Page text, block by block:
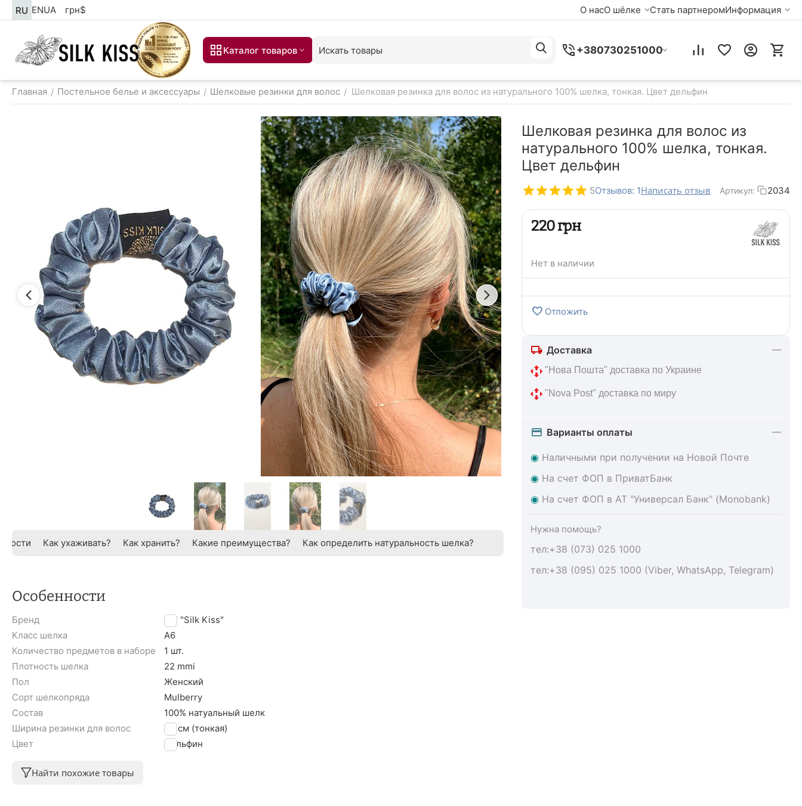
RU ENUA грн$ О насО шёлке Стать партнеромИнформация
Каталог товаров +380730251000
Главная / Постельное белье и аксессуары / Шелковые резинки для волос / Шелковая резинка для волос из натурального 100% шелка, тонкая. Цвет дельфин
Шелковая резинка для волос из
натурального 100% шелка, тонкая.
Цвет дельфин
5Отзывов: 1Написать отзыв Артикул: 2034
‍220‍грн
Нет в наличии
Отложить
Доставка
"Нова Пошта" доставка по Украине
"Nova Post" доставка по миру
Варианты оплаты
◉ Наличными при получении на Новой Почте
◉ На счет ФОП в ПриватБанк
◉ На счет ФОП в АТ "Универсал Банк" (Monobank)
Нужна помощь?
тел:+38 (073) 025 1000
тел:+38 (095) 025 1000 (Viber, WhatsApp, Telegram)
Как ухаживать? Как хранить? Какие преимущества? Как определить натуральность шелка?
Особенности
Бренд
TM "Silk Kiss"
Класс шелка
A6
Количество предметов в наборе
1 шт.
Плотность шелка
22 mmi
Пол
Женский
Сорт шелкопряда
Mulberry
Состав
100% натуальный шелк
Ширина резинки для волос
1,5 см (тонкая)
Цвет
Дельфин
Найти похожие товары